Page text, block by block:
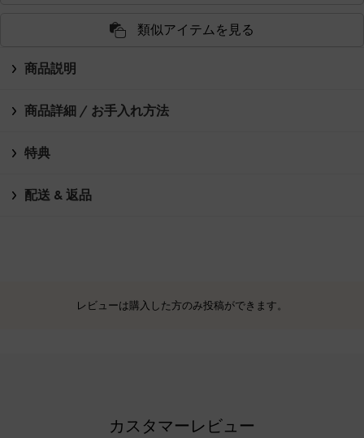
類似アイテムを見る
商品説明
商品詳細 / お手入れ方法
特典
配送 & 返品
レビューは購入した方のみ投稿ができます。
カスタマーレビュー